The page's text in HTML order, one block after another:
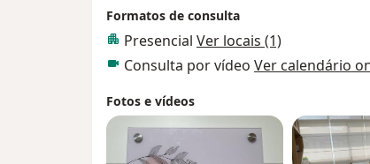
Formatos de consulta
Presencial Ver locais (1)
Consulta por vídeo Ver calendário
Fotos e vídeos